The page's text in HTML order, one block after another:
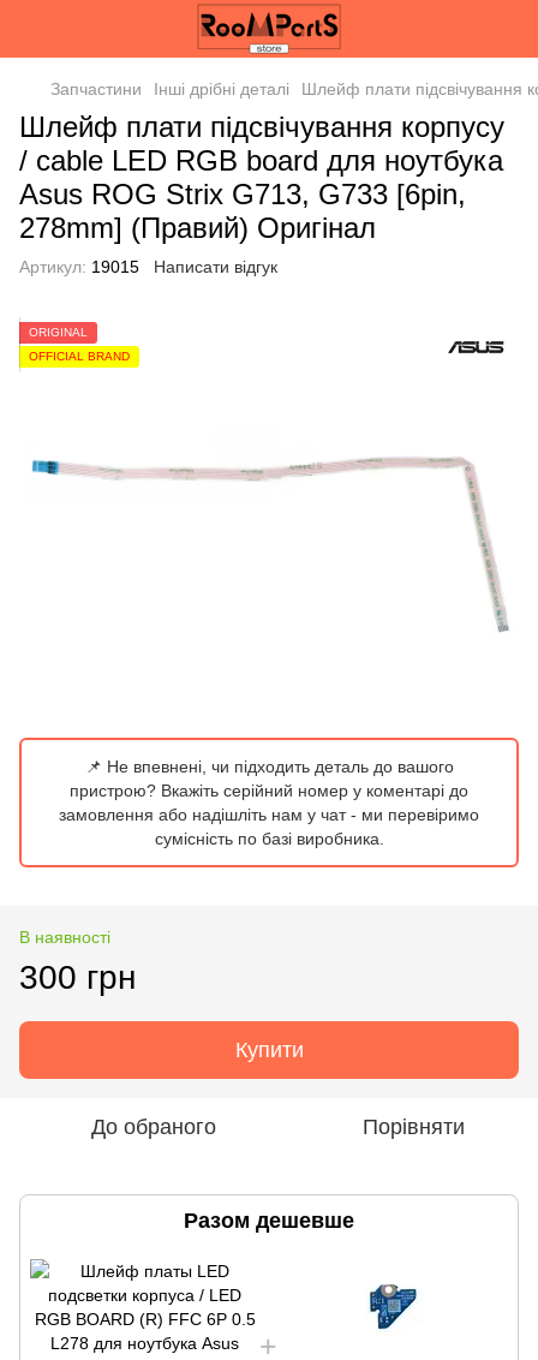
Запчастини Інші дрібні деталі Шлейф плати підсвічування
Шлейф плати підсвічування корпусу
/ cable LED RGB board для ноутбука
Asus ROG Strix G713, G733 [6pin,
278mm] (Правий) Оригінал
Артикул: 19015 Написати відгук
ORIGINAL
OFFICIAL BRAND
📌 Не впевнені, чи підходить деталь до вашого
пристрою? Вкажіть серійний номер у коментарі до
замовлення або надішліть нам у чат - ми перевіримо
сумісність по базі виробника.
В наявності
300 грн
Купити
До обраного Порівняти
Разом дешевше